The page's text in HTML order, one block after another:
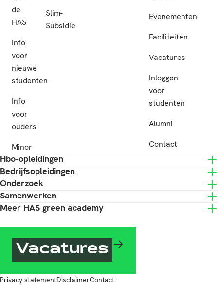
de
HAS
Info
voor
nieuwe
studenten
Info
voor
ouders
Minor
Slim-
Subsidie
Evenementen
Faciliteiten
Vacatures
Inloggen
voor
studenten
Alumni
Contact
Hbo-opleidingen
Bedrijfsopleidingen
Onderzoek
Samenwerken
Meer HAS green academy
Vacatures
Privacy statementDisclaimerContact